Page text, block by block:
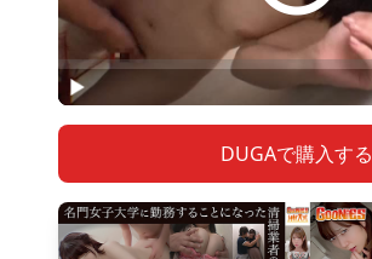
DUGAで購入する